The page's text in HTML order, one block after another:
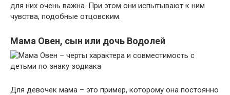
для них очень важна. При этом они испытывают к ним
чувства, подобные отцовским.
Мама Овен, сын или дочь Водолей
Для девочек мама – это пример, которому она постоянно